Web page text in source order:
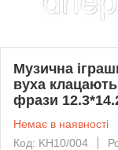
Музична
вуха
фрази
Немає в наявності
Код: KH10/004